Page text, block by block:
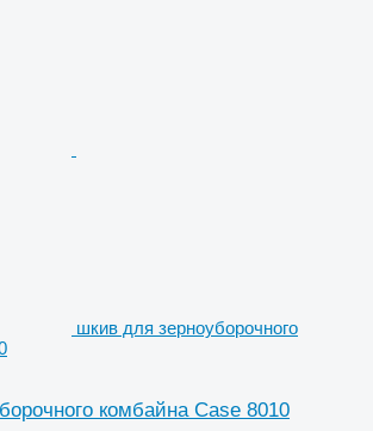
шкив для зерноуборочного
комбайна Case 8010